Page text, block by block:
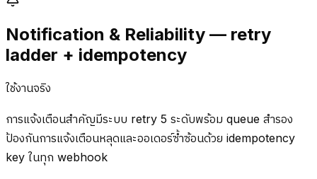
Notification & Reliability — retry
ladder + idempotency
ใช้งานจริง
การแจ้งเตือนสำคัญมีระบบ retry 5 ระดับพร้อม queue สำรอง
ป้องกันการแจ้งเตือนหลุดและออเดอร์ซ้ำซ้อนด้วย idempotency
key ในทุก webhook